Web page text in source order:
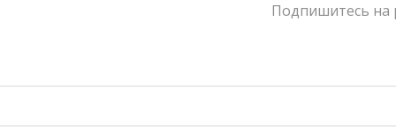
Подпишитесь на